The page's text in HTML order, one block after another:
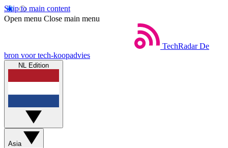
Skip to main content
Open menu Close main menu
TechRadar De
bron voor tech-koopadvies
NL Edition
Asia